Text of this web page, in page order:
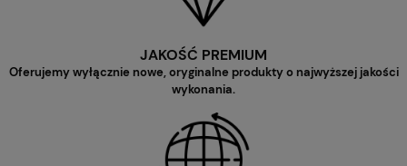
JAKOŚĆ PREMIUM
Oferujemy wyłącznie nowe, oryginalne produkty o najwyższej jakości
wykonania.